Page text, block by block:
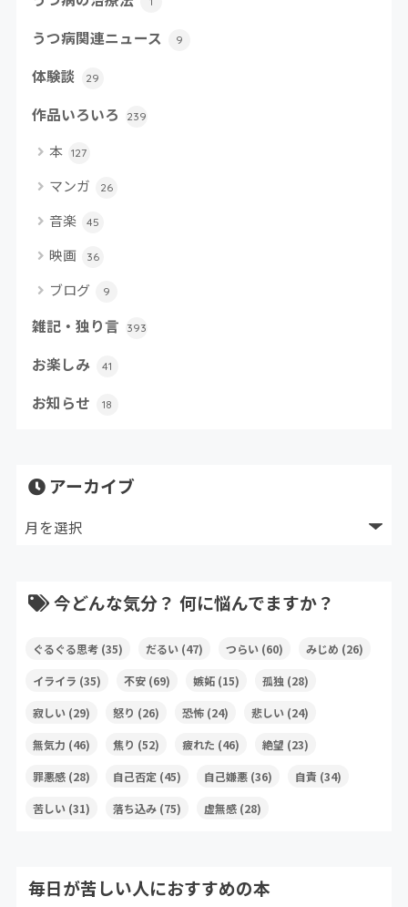
うつ病関連ニュース 9
体験談 29
作品いろいろ 239
本 127
マンガ 26
音楽 45
映画 36
ブログ 9
雑記・独り言 393
お楽しみ 41
お知らせ 18
アーカイブ
今どんな気分？ 何に悩んでますか？
ぐるぐる思考(35) だるい(47) つらい(60) みじめ (26)
イライラ (35) 不安(69) 嫉妬(15) 孤独 (28)
寂しい(29) 怒り (26) 恐怖(24) 悲しい(24)
無気力 (46) 焦り (52) 疲れた (46) 絶望 (23)
罪悪感(28) 自己否定 (45) 自己嫌悪(36) 自責 (34)
苦しい(31) 落ち込み(75) 虚無感(28)
毎日が苦しい人におすすめの本